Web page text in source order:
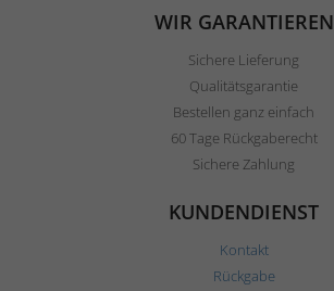
WIR GARANTIEREN
Sichere Lieferung
Qualitätsgarantie
Bestellen ganz einfach
60 Tage Rückgaberecht
Sichere Zahlung
KUNDENDIENST
Kontakt
Rückgabe